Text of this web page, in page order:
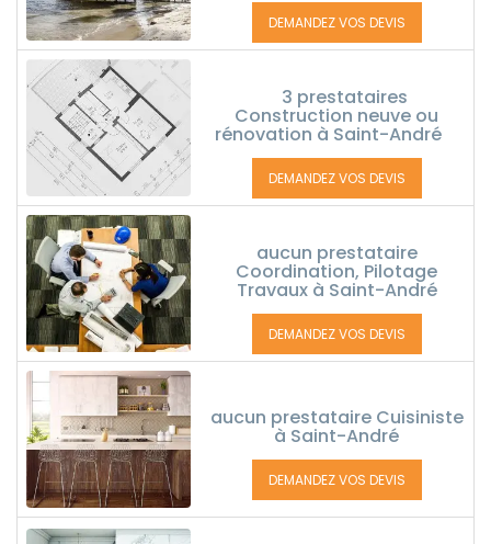
DEMANDEZ VOS DEVIS
3 prestataires
Construction neuve ou
rénovation à Saint-André
DEMANDEZ VOS DEVIS
aucun prestataire
Coordination, Pilotage
Travaux à Saint-André
DEMANDEZ VOS DEVIS
aucun prestataire Cuisiniste
à Saint-André
DEMANDEZ VOS DEVIS